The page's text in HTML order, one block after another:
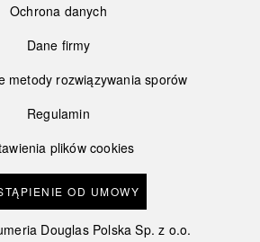
Ochrona danych
Dane firmy
metody rozwiązywania sporów
Regulamin
plików cookies
OD UMOWY
Douglas Polska Sp. z o.o.